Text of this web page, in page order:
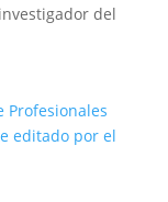
del